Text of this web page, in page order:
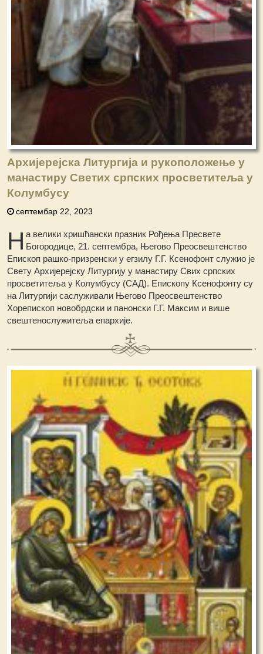
Архијерејска Литургија и рукоположење у
манастиру Светих српских просветитеља у
Колумбусу
септембар 22, 2023
Н а велики хришћански празник Рођења Пресвете
Богородице, 21. септембра, Његово Преосвештенство
Епископ рашко-призренски у егзилу Г.Г. Ксенофонт служио је
Свету Архијерејску Литургију у манастиру Свих српских
просветитеља у Колумбусу (САД). Епископу Ксенофонту су
на Литургији саслуживали Његово Преосвештенство
Хорепископ новобрдски и панонски Г.Г. Максим и више
свештенослужитеља епархије.